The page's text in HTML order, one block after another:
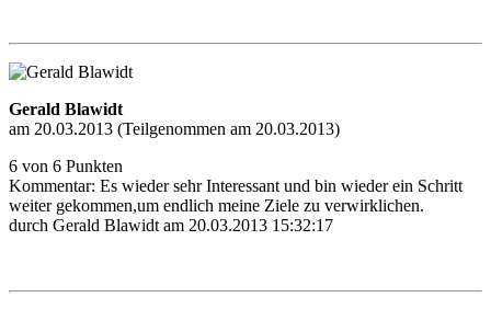
Gerald Blawidt
am 20.03.2013 (Teilgenommen am 20.03.2013)
6 von 6 Punkten
Kommentar: Es wieder sehr Interessant und bin wieder ein Schritt
weiter gekommen,um endlich meine Ziele zu verwirklichen.
durch Gerald Blawidt am 20.03.2013 15:32:17